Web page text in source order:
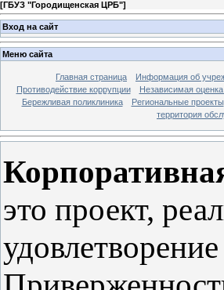
[ГБУЗ "Городищенская ЦРБ"]
Вход на сайт
Меню сайта
Главная страница Информация об
Противодействие коррупции
Независимая оценка
Бережливая поликлиника
Региональные проекты
территория
это проект,